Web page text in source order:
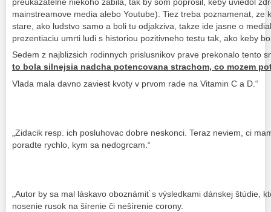
preukazatelne niekoho zabila, tak by som poprosil, keby uviedol
mainstreamove media alebo Youtube). Tiez treba poznamenat, ze
stare, ako ludstvo samo a boli tu odjakziva, takze ide jasne o
prezentiaciu umrti ludi s historiou pozitivneho testu tak, ako keby
Sedem z najblizsich rodinnych prislusnikov prave prekonalo tento
to bola silnejsia nadcha potencovana strachom, co mozem
Vlada mala davno zaviest kvoty v prvom rade na Vitamin C a D.“
„Zidacik resp. ich posluhovac dobre neskonci. Teraz neviem, ci
poradte rychlo, kym sa nedogrcam.“
„Autor by sa mal láskavo oboznámiť s výsledkami dánskej štúdie,
nosenie rusok na šírenie či nešírenie corony.